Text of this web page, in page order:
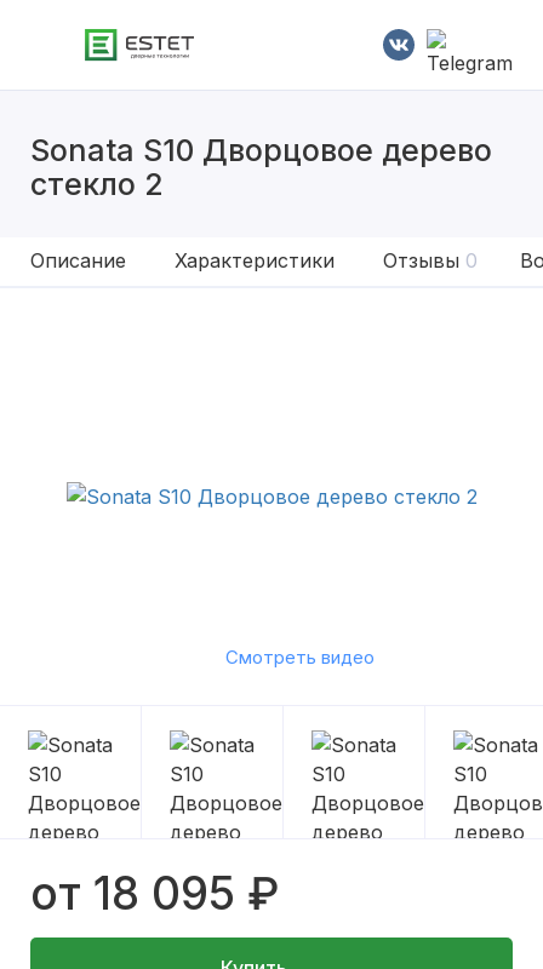
Sonata S10 Дворцовое дерево
стекло 2
Описание Характеристики Отзывы 0
Смотреть видео
от 18 095 ₽